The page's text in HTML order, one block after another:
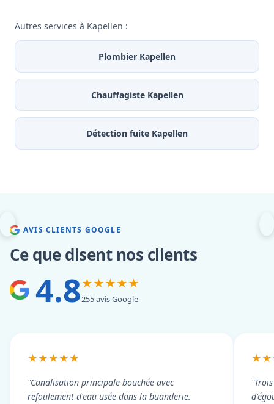
Autres services à Kapellen :
Plombier Kapellen
Chauffagiste Kapellen
Détection fuite Kapellen
AVIS CLIENTS GOOGLE
Ce que disent nos clients
4.8★★★★★
255 avis Google
★★★★★
"Canalisation principale bouchée avec
refoulement d'eau usée dans la buanderie.